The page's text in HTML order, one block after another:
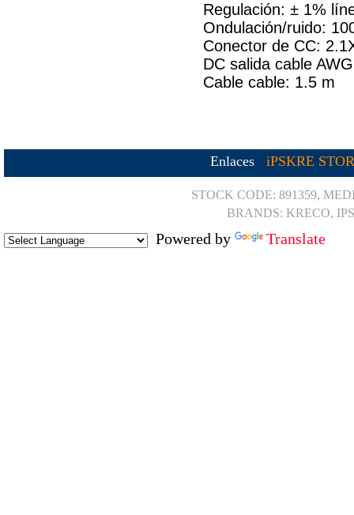
Regulación: ± 1%
Ondulación/ruido:
Conector de CC:
DC salida cable
Cable cable: 1.5 m
Enlaces iPSKRE
STOCK CODE: 891359,
BRANDS: KRECO,
Powered by Translate